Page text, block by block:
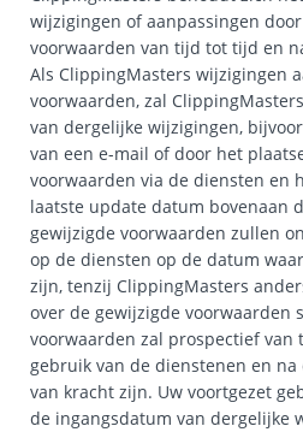
wijzigingen of aanpassingen
voorwaarden van tijd tot tijd en
Als ClippingMasters wijzigingen
voorwaarden, zal
van dergelijke wijzigingen,
van een e-mail of door het
voorwaarden via de diensten en
laatste update datum bovenaan
gewijzigde voorwaarden zullen
op de diensten op de datum
zijn, tenzij ClippingMasters
over de gewijzigde voorwaarden
voorwaarden zal prospectief van
gebruik van de dienstenen en
van kracht zijn. Uw voortgezet
de ingangsdatum van dergelijke